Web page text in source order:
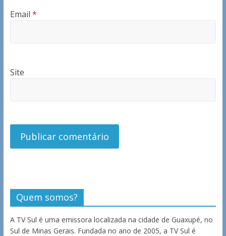
Email *
Site
Quem somos?
A TV Sul é uma emissora localizada na cidade de Guaxupé, no
Sul de Minas Gerais. Fundada no ano de 2005, a TV Sul é